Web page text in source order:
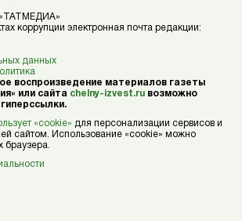
коррупции электронная почта редакции:
данных
воспроизведение материалов газеты
или сайта chelny-izvest.ru возможно
«cookie» для персонализации сервисов и
сайтом. Использование «cookie» можно
браузера.